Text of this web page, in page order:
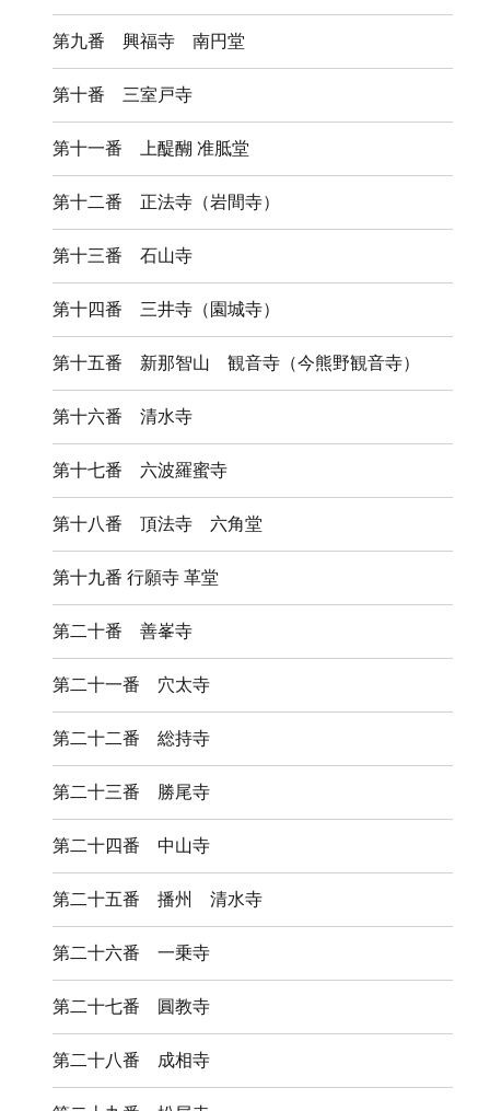
第九番 興福寺 南円堂
第十番 三室戸寺
第十一番 上醍醐 准胝堂
第十二番 正法寺（岩間寺）
第十三番 石山寺
第十四番 三井寺（園城寺）
第十五番 新那智山 観音寺（今熊野観音寺）
第十六番 清水寺
第十七番 六波羅蜜寺
第十八番 頂法寺 六角堂
第十九番 行願寺 革堂
第二十番 善峯寺
第二十一番 穴太寺
第二十二番 総持寺
第二十三番 勝尾寺
第二十四番 中山寺
第二十五番 播州 清水寺
第二十六番 一乗寺
第二十七番 圓教寺
第二十八番 成相寺